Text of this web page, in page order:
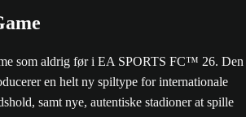
som aldrig før i EA SPORTS FC™ 26. Den
en helt ny spiltype for internationale
samt nye, autentiske stadioner at spille